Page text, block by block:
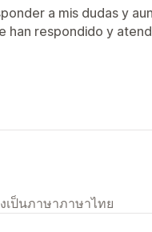
a mis dudas y
han respondido y
เป็นภาษาภาษาไทย